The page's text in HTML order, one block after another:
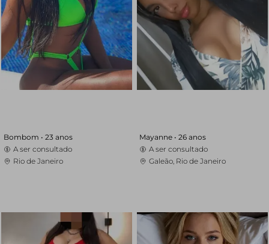
Bombom • 23 anos
A ser consultado
Rio de Janeiro
Mayanne • 26 anos
A ser consultado
Galeão, Rio de Janeiro